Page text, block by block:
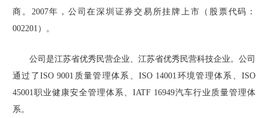
商。2007年，公司在深圳证券交易所挂牌上市（股票代码：
002201）。
公司是江苏省优秀民营企业、江苏省优秀民营科技企业。公司
通过了ISO 9001质量管理体系、ISO 14001环境管理体系、ISO
45001职业健康安全管理体系、IATF 16949汽车行业质量管理体
系。